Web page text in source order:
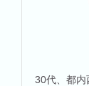
30代、都内